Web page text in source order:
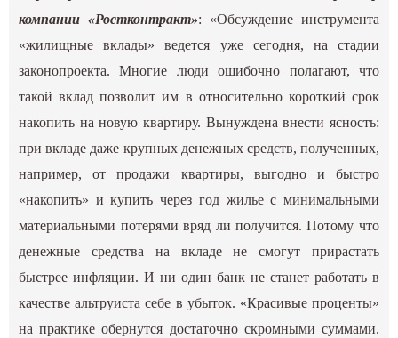
компании «Ростконтракт»: «Обсуждение инструмента
«жилищные вклады» ведется уже сегодня, на стадии
законопроекта. Многие люди ошибочно полагают, что
такой вклад позволит им в относительно короткий срок
накопить на новую квартиру. Вынуждена внести ясность:
при вкладе даже крупных денежных средств, полученных,
например, от продажи квартиры, выгодно и быстро
«накопить» и купить через год жилье с минимальными
материальными потерями вряд ли получится. Потому что
денежные средства на вкладе не смогут прирастать
быстрее инфляции. И ни один банк не станет работать в
качестве альтруиста себе в убыток. «Красивые проценты»
на практике обернутся достаточно скромными суммами.